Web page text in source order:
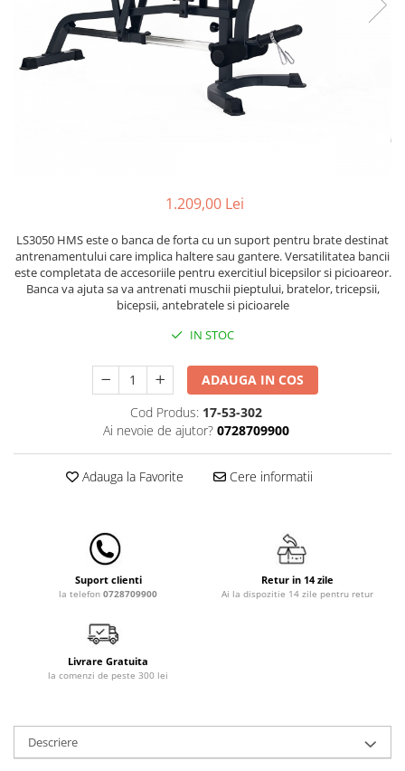
Lenjerii patut 140 x 70 cm
Lenjerie patuturi tineret
Baldachin patut
Dulap si cutii jucarii
Sac de dormit copii
Leagane & balansoare & sezlonguri
Covorase de joaca
Carusele patut
Saltele de infasat
Biciclete fara pedale
Masinute fara pedale
Scaune de biciclete copii
Alte Sporturi
Mingi fitness si medicinale
Termometre copii si bebe
1.209,00 Lei
LS3050 HMS este o banca de forta cu un suport pentru brate destinat
antrenamentului care implica haltere sau gantere. Versatilitatea bancii
este completata de accesoriile pentru exercitiul bicepsilor si picioareor.
Banca va ajuta sa va antrenati muschii pieptului, bratelor, tricepsii,
bicepsii, antebratele si picioarele
IN STOC
ADAUGA IN COS
Cod Produs: 17-53-302
Ai nevoie de ajutor? 0728709900
Adauga la Favorite Cere informatii
Suport clienti
la telefon 0728709900
Retur in 14 zile
Ai la dispozitie 14 zile pentru retur
Livrare Gratuita
la comenzi de peste 300 lei
Descriere